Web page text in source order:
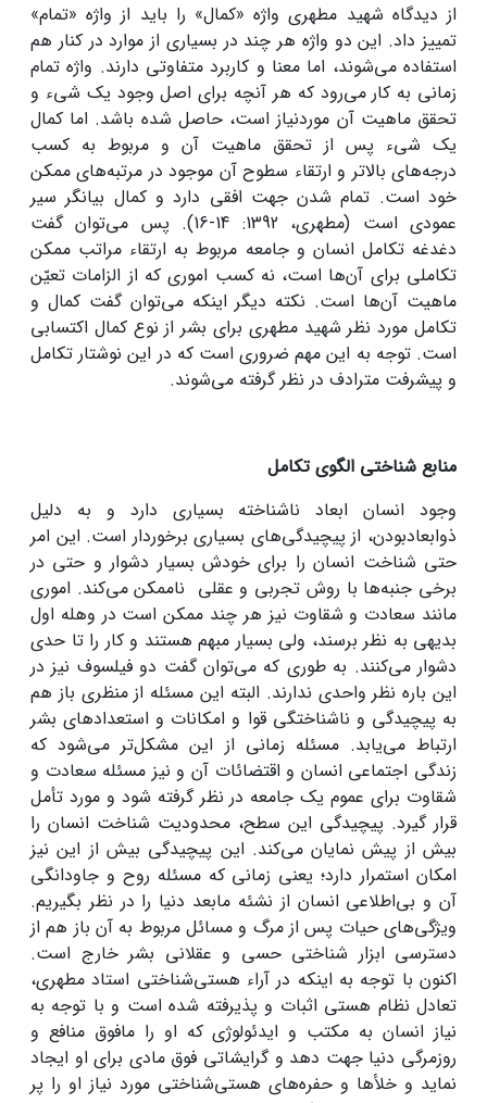
از دیدگاه شهید مطهری واژه «کمال» را باید از واژه «تمام»
تمییز داد. این دو واژه هر چند در بسیاری از موارد در کنار هم
استفاده می‌شوند، اما معنا و کاربرد متفاوتی دارند. واژه تمام
زمانی به کار می‌رود که هر آنچه برای اصل وجود یک شیء و
تحقق ماهیت آن موردنیاز است، حاصل شده ‌باشد. اما کمال
یک شیء پس از تحقق ماهیت آن و مربوط به کسب
درجه‌های بالاتر و ارتقاء سطوح آن موجود در مرتبه‌های ممکن
خود است. تمام ‌شدن جهت افقی دارد و کمال بیانگر سیر
عمودی است (مطهری، 1392: 14-16). پس می‌توان گفت
دغدغه تکامل انسان و جامعه مربوط به ارتقاء مراتب ممکن
تکاملی برای آن‌ها است، نه کسب اموری که از الزامات تعیّن
ماهیت آن‌ها است. نکته دیگر اینکه می‌توان گفت کمال و
تکامل مورد نظر شهید مطهری برای بشر از نوع کمال اکتسابی
است. توجه به این مهم ضروری است که در این نوشتار تکامل
و پیشرفت مترادف در نظر گرفته می‌شوند.
منابع شناختی الگوی تکامل
وجود انسان ابعاد ناشناخته بسیاری دارد و به دلیل
ذوابعادبودن، از پیچیدگی‌های بسیاری برخوردار است. این امر
حتی شناخت انسان را برای خودش بسیار دشوار و حتی در
برخی جنبه‌ها با روش تجربی و عقلی ناممکن می‌کند. اموری
مانند سعادت و شقاوت نیز هر چند ممکن است در وهله اول
بدیهی به نظر برسند، ولی بسیار مبهم هستند و کار را تا حدی
دشوار می‌کنند. به طوری که می‌توان گفت دو فیلسوف نیز در
این باره نظر واحدی ندارند. البته این مسئله از منظری باز هم
به پیچیدگی و ناشناختگی قوا و امکانات و استعدادهای بشر
ارتباط می‌یابد. مسئله زمانی از این مشکل‌تر می‌شود که
زندگی اجتماعی انسان و اقتضائات آن و نیز مسئله سعادت و
شقاوت برای عموم یک جامعه در نظر گرفته شود و مورد تأمل
قرار گیرد. پیچیدگی این سطح، محدودیت شناخت انسان را
بیش از پیش نمایان می‌کند. این پیچیدگی بیش از این نیز
امکان استمرار دارد؛ یعنی زمانی که مسئله روح و جاودانگی
آن و بی‌اطلاعی انسان از نشئه مابعد دنیا را در نظر بگیریم.
ویژگی‌های حیات پس از مرگ و مسائل مربوط به آن باز هم از
دسترسی ابزار شناختی حسی و عقلانی بشر خارج است.
اکنون با توجه به اینکه در آراء هستی‌شناختی استاد مطهری،
تعادل نظام هستی اثبات و پذیرفته شده است و با توجه به
نیاز انسان به مکتب و ایدئولوژی که او را مافوق منافع و
روزمرگی دنیا جهت دهد و گرایشاتی فوق مادی برای او ایجاد
نماید و خلأها و حفره‌های هستی‌شناختی مورد نیاز او را پر